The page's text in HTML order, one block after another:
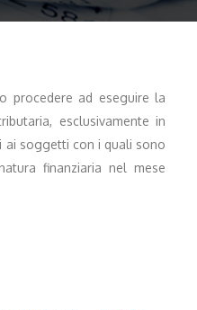
procedere ad eseguire la
esclusivamente in
ai soggetti con i quali sono
finanziaria nel mese